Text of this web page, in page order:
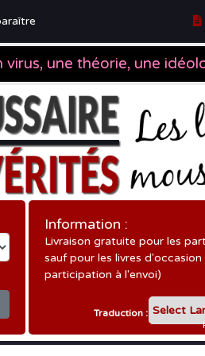
Information :
Livraison gratuite pour les
sauf pour les livres
participation à l'envoi)
Traduction :